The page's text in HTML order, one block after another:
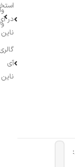
در
ناین
آی
ناین